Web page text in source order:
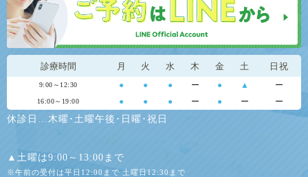
診療時間 月 火 水 木 金 土 日祝
9:00～12:30 ● ● ● ー ● ▲ ー
16:00～19:00 ● ● ● ー ● ー ー
休診日…木曜･土曜午後･日曜･祝日
▲土曜は9:00～13:00まで
※午前の受付は平日12:00まで 土曜日12:30まで